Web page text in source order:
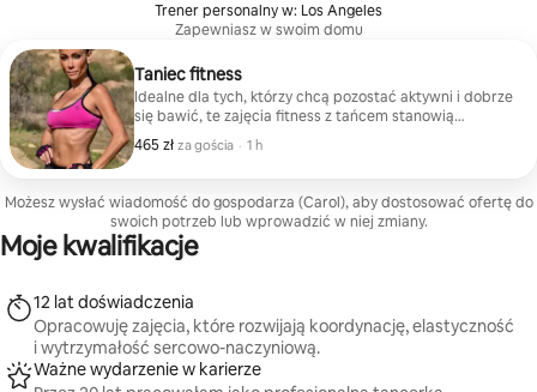
Trener personalny w: Los Angeles
Zapewniasz w swoim domu
Taniec fitness
Idealne dla tych, którzy chcą pozostać aktywni i dobrze
się bawić, te zajęcia fitness z tańcem stanowią
wyzwanie i dodają energii dzięki muzyce i
dynamicznym ruchom, które poprawiają zdrowie
465 zł za gościa
465 zł za gościa
, · 1 h
Możesz wysłać wiadomość do gospodarza (Carol), aby dostosować ofertę do
swoich potrzeb lub wprowadzić w niej zmiany.
Moje kwalifikacje
12 lat doświadczenia
Opracowuję zajęcia, które rozwijają koordynację, elastyczność
i wytrzymałość sercowo-naczyniową.
Ważne wydarzenie w karierze